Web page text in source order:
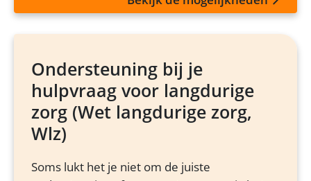
Ondersteuning bij je
hulpvraag voor langdurige
zorg (Wet langdurige zorg,
Wlz)
Soms lukt het je niet om de juiste